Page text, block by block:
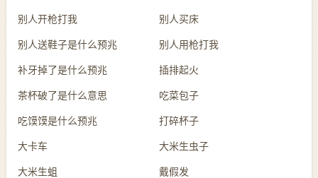
别人开枪打我 别人买床
别人送鞋子是什么预兆 别人用枪打我
补牙掉了是什么预兆 插排起火
茶杯破了是什么意思 吃菜包子
吃馍馍是什么预兆 打碎杯子
大卡车 大米生虫子
大米生蛆 戴假发